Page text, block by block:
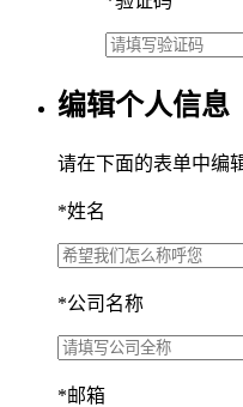
编辑个人信息
请在下面的表单中编
*姓名
*公司名称
*邮箱